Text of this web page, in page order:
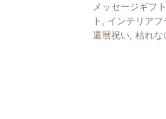
メッセージギフト
ト , インテリアフ
還暦祝い, 枯れな